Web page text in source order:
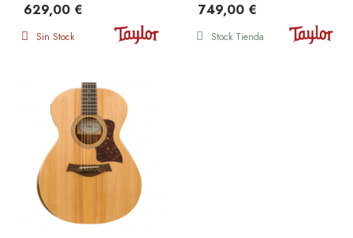
629,00 €
Sin Stock
749,00 €
Stock Tienda